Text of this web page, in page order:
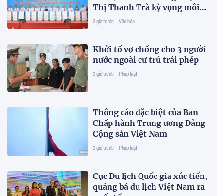
Thị Thanh Trà kỳ vọng môi
trường giáo dục chất lượng
2 giờ trước Văn hóa
Khởi tố vợ chồng cho 3 người
nước ngoài cư trú trái phép
2 giờ trước Pháp luật
Thông cáo đặc biệt của Ban
Chấp hành Trung ương Đảng
Cộng sản Việt Nam
2 giờ trước Pháp luật
Cục Du lịch Quốc gia xúc tiến,
quảng bá du lịch Việt Nam ra